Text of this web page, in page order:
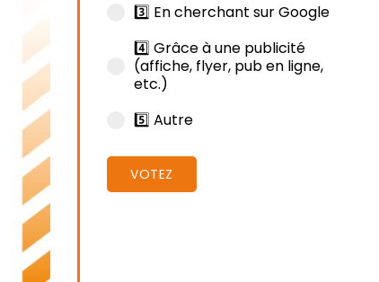
3️⃣ En cherchant sur Google
4️⃣ Grâce à une publicité
(affiche, flyer, pub en ligne,
etc.)
5️⃣ Autre
VOTEZ